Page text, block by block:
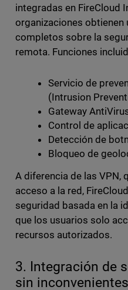
integradas en FireCloud
organizaciones obtienen
completos sobre la
remota. Funciones
Servicio de
(Intrusion
Gateway
Control de
Detección de
Bloqueo de
A diferencia de las VPN,
acceso a la red,
seguridad basada en la
que los usuarios solo
recursos autorizados.
3. Integración de
sin inconvenientes